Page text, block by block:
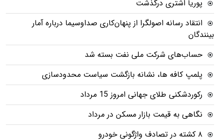
پوریا اشتری درگذشت
انتقاد رسانه اصولگرا از پنهان‌کاری صداوسیما درباره آمار
بینندگان
حساب‌های شرکت ملی نفت بسته شد
پلمپ کافه ها، نشانه بازگشت سیاست محدودسازی
رکوردشکنی طلای جهانی امروز 15 مرداد
نگاهی به قیمت بازار مسکن در مرداد
۸ کشته در تصادف واژگونی خودرو